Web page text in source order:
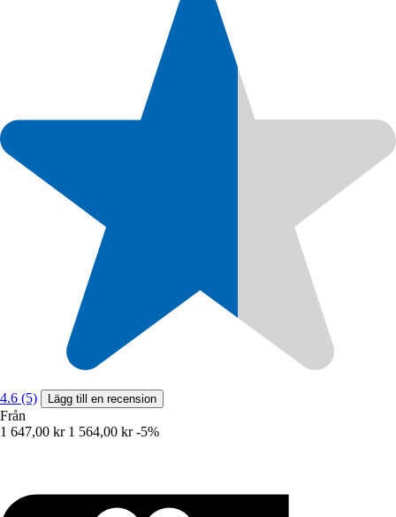
4.6 (5) Lägg till en recension
Från
1 647,00 kr 1 564,00 kr -5%